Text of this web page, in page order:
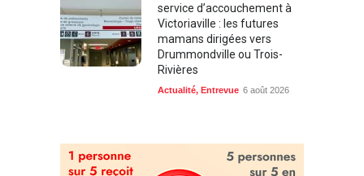
service d’accouchement à
Victoriaville : les futures
mamans dirigées vers
Drummondville ou Trois-
Rivières
Actualité, Entrevue 6 août 2026